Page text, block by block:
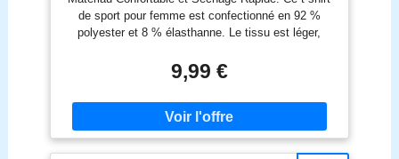
Veuillez noter : ce T-shirt a une coupe ajustée, pour
une coupe décontractée, nous recommandons une
taille supérieure
de sport pour femme est confectionné en 92 %
polyester et 8 % élasthanne. Le tissu est léger,
évacuation de l’humidité et un séchage rapide.
Doux sur la peau et infroissable, il vous aide à
rester fraîche et confortable pendant l’effort. Détails
Réfléchissants Discrets: Ce haut de sport à
manches courtes et col rond est doté de petites
bandes réfléchissantes soigneusement placées,
9,99 €